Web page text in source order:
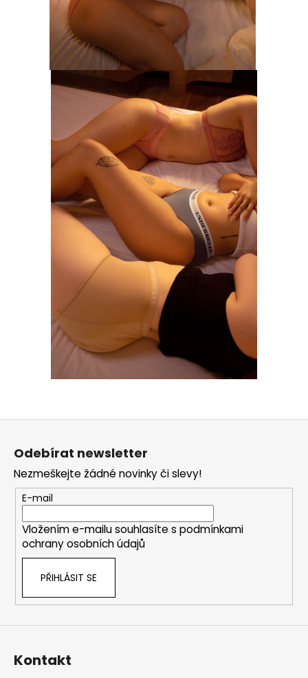
Z
Odebírat newsletter
Nezmeškejte žádné novinky či slevy!
E-mail
Vložením e-mailu souhlasíte s podmínkami
ochrany osobních údajů
PŘIHLÁSIT SE
Kontakt